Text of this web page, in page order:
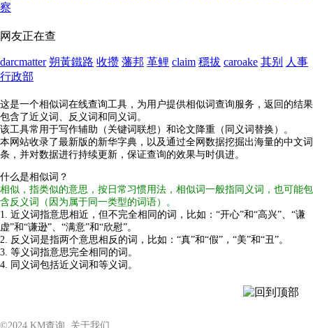
察
网友正在查
darcmatter 朔黃鐵路 收攒 藩邦 革鲤 claim 穩拔 caroake 其别
人事
行政部
这是一个相似词在线查询工具，为用户提供相似词查询服务，返回的结果
包含了近义词、反义词和同义词。
该工具常用于写作辅助（关键词联想）和论文降重（同义词替换）。
本网站收录了最新版的新华字典，以及通过全网数据挖掘出海量的中文词
条，并对数据进行持续更新，保证查询的效果与时俱进。
什么是相似词？
相似，指类似的意思，按日常习惯用法，相似词一般指同义词，也可能包
含反义词（因为属于同一类型的词语）。
1. 近义词指意思相近，但不完全相同的词，比如：“开心”和“高兴”、“谦
虚”和“谦逊”、“满意”和“欣慰”。
2. 反义词是指两个意思相反的词，比如：“真”和“假”，“美”和“丑”。
3. 等义词指意思完全相同的词。
4. 同义词包括近义词和等义词。
©2024 KM查询 关于我们